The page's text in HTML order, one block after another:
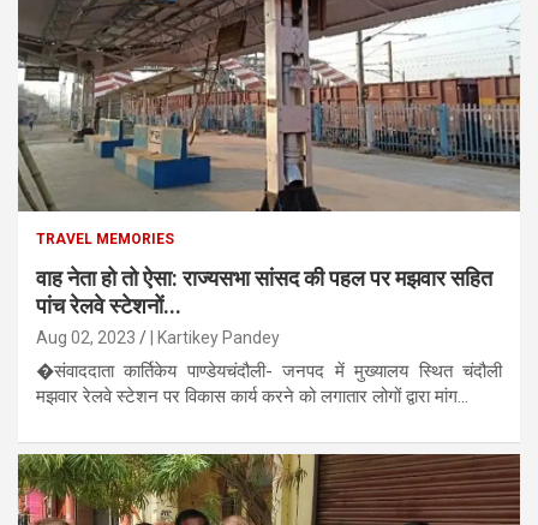
TRAVEL MEMORIES
वाह नेता हो तो ऐसा: राज्यसभा सांसद की पहल पर मझवार सहित
पांच रेलवे स्टेशनों...
Aug 02, 2023 | Kartikey Pandey
�संवाददाता कार्तिकेय पाण्डेयचंदौली- जनपद में मुख्यालय स्थित चंदौली
मझवार रेलवे स्टेशन पर विकास कार्य करने को लगातार लोगों द्वारा मांग...